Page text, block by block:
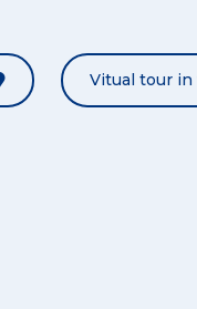
Vitual tour in